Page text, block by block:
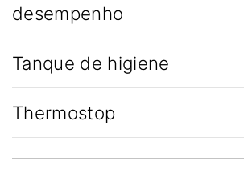
desempenho
Tanque de higiene
Thermostop